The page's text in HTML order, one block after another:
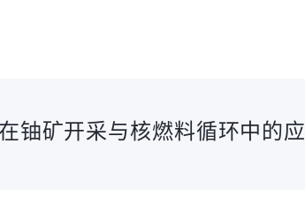
铀矿开采与核燃料循环中的应